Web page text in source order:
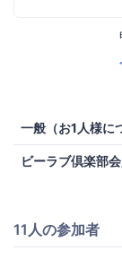
一般（お1人様に
ビーラブ倶楽部
11人の参加者